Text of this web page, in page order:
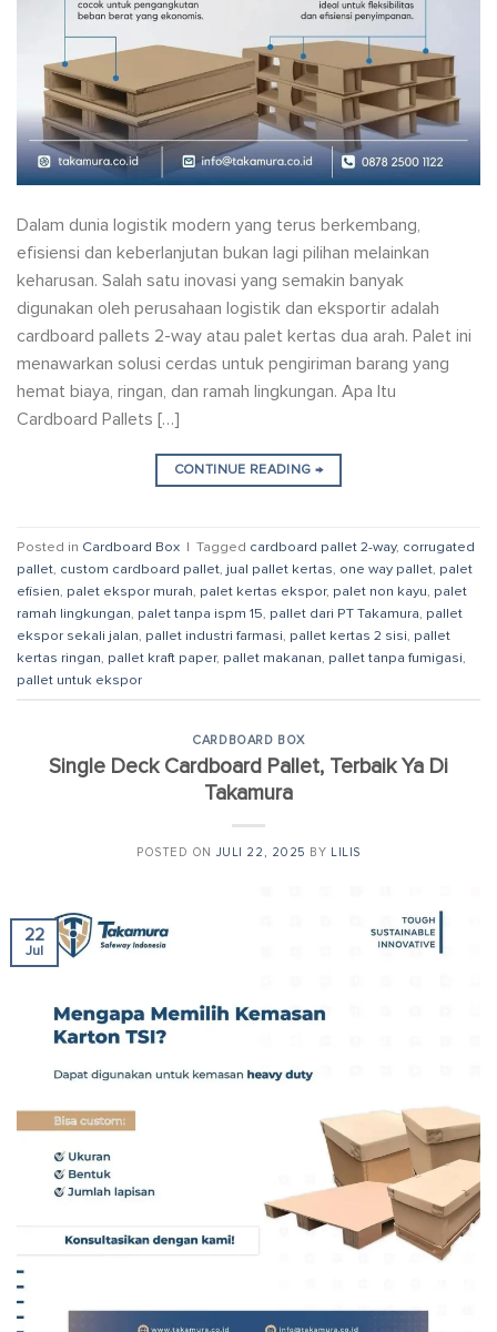
Dalam dunia logistik modern yang terus berkembang,
efisiensi dan keberlanjutan bukan lagi pilihan melainkan
keharusan. Salah satu inovasi yang semakin banyak
digunakan oleh perusahaan logistik dan eksportir adalah
cardboard pallets 2-way atau palet kertas dua arah. Palet ini
menawarkan solusi cerdas untuk pengiriman barang yang
hemat biaya, ringan, dan ramah lingkungan. Apa Itu
Cardboard Pallets […]
CONTINUE READING →
Posted in Cardboard Box | Tagged cardboard pallet 2-way, corrugated
pallet, custom cardboard pallet, jual pallet kertas, one way pallet, palet
efisien, palet ekspor murah, palet kertas ekspor, palet non kayu, palet
ramah lingkungan, palet tanpa ispm 15, pallet dari PT Takamura, pallet
ekspor sekali jalan, pallet industri farmasi, pallet kertas 2 sisi, pallet
kertas ringan, pallet kraft paper, pallet makanan, pallet tanpa fumigasi,
pallet untuk ekspor
CARDBOARD BOX
Single Deck Cardboard Pallet, Terbaik Ya Di
Takamura
POSTED ON JULI 22, 2025 BY LILIS
22
Jul